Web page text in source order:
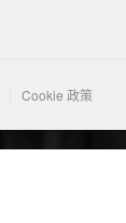
Cookie 政策